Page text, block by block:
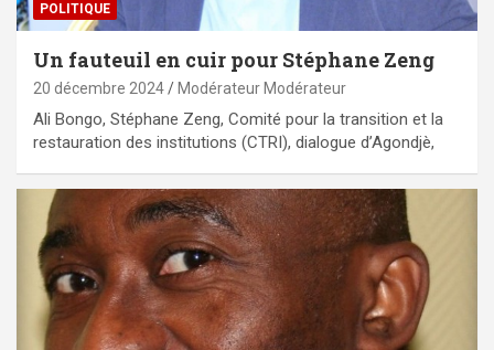
POLITIQUE
Un fauteuil en cuir pour Stéphane Zeng
20 décembre 2024 Modérateur Modérateur
Ali Bongo, Stéphane Zeng, Comité pour la transition et la
restauration des institutions (CTRI), dialogue d’Agondjè,